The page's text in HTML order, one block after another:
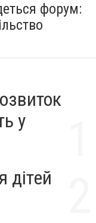
форум:
у
дітей